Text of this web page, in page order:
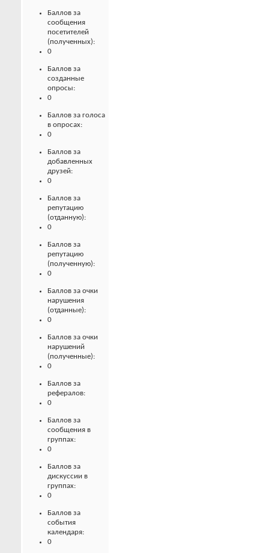
Баллов за
сообщения
посетителей
(полученных):
0
Баллов за
созданные
опросы:
0
Баллов за голоса
в опросах:
0
Баллов за
добавленных
друзей:
0
Баллов за
репутацию
(отданную):
0
Баллов за
репутацию
(полученную):
0
Баллов за очки
нарушения
(отданные):
0
Баллов за очки
нарушений
(полученные):
0
Баллов за
рефералов:
0
Баллов за
сообщения в
группах:
0
Баллов за
дискуссии в
группах:
0
Баллов за
события
календаря:
0